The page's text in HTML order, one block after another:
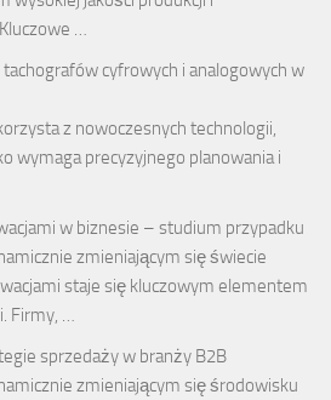
…
tachografów cyfrowych i analogowych w
z nowoczesnych technologii,
wymaga precyzyjnego planowania i
w biznesie – studium przypadku
zmieniającym się świecie
staje się kluczowym elementem
Firmy, …
sprzedaży w branży B2B
zmieniającym się środowisku